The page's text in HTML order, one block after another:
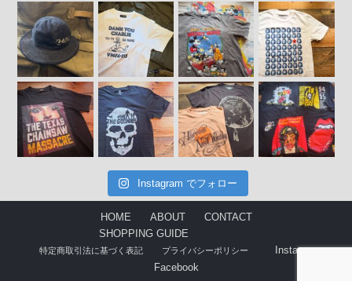
Instagram でフォロー
HOME ABOUT
CONTACT
SHOPPING GUIDE
特定商取引法に基づく表記 プライバシーポリシー
Instagram
Facebook